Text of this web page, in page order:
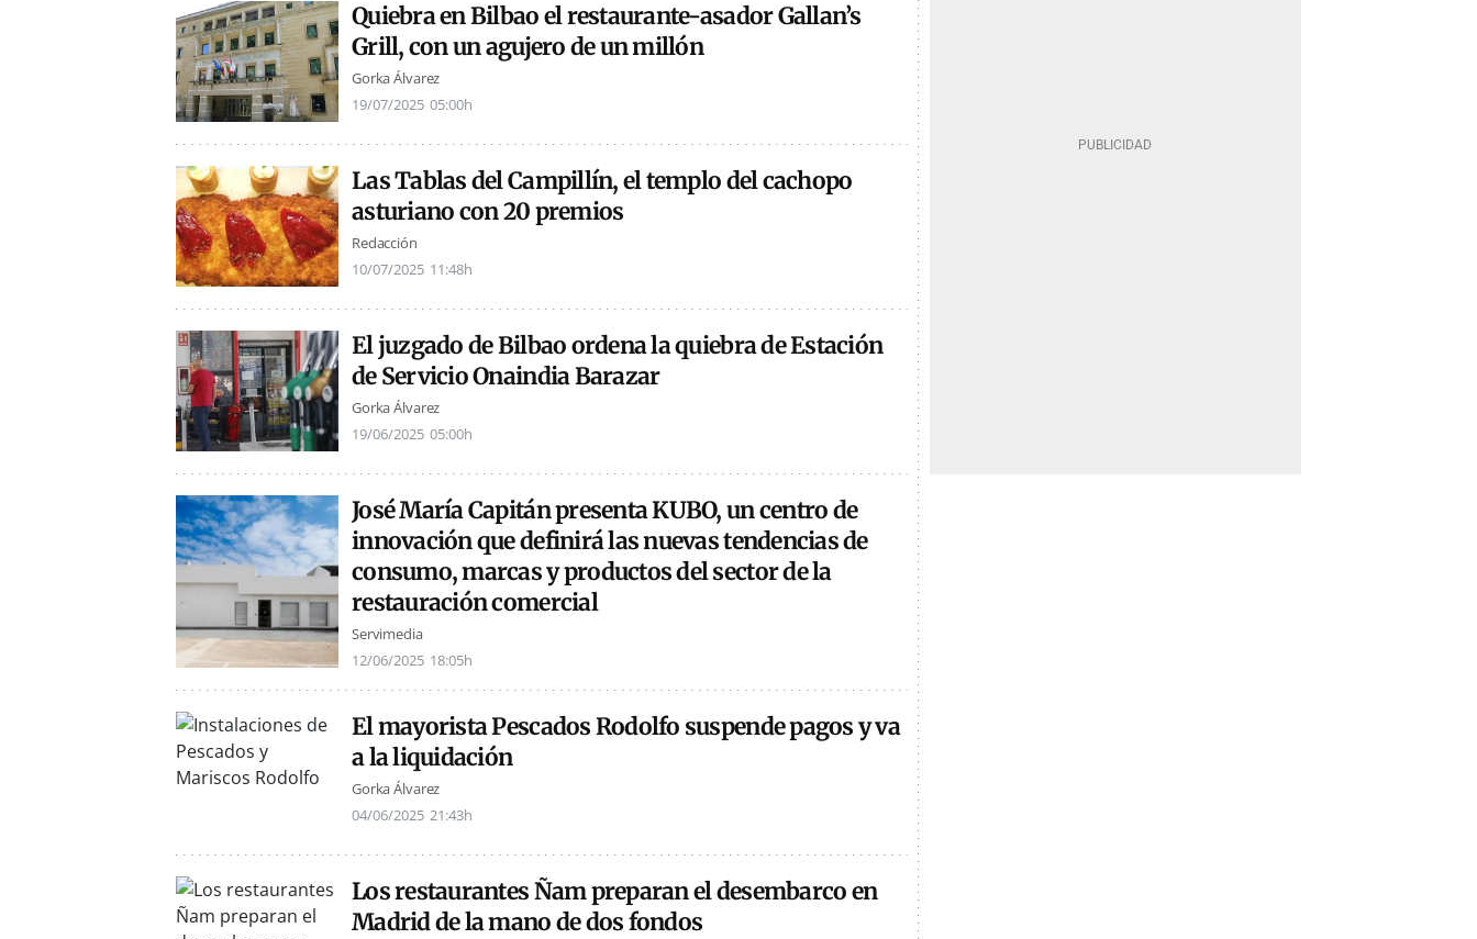
Quiebra en Bilbao el restaurante-asador Gallan’s
Grill, con un agujero de un millón
Gorka Álvarez
19/07/2025 05:00h
Las Tablas del Campillín, el templo del cachopo
asturiano con 20 premios
Redacción
10/07/2025 11:48h
El juzgado de Bilbao ordena la quiebra de Estación
de Servicio Onaindia Barazar
Gorka Álvarez
19/06/2025 05:00h
José María Capitán presenta KUBO, un centro de
innovación que definirá las nuevas tendencias de
consumo, marcas y productos del sector de la
restauración comercial
Servimedia
12/06/2025 18:05h
El mayorista Pescados Rodolfo suspende pagos y va
a la liquidación
Gorka Álvarez
04/06/2025 21:43h
Los restaurantes Ñam preparan el desembarco en
Madrid de la mano de dos fondos